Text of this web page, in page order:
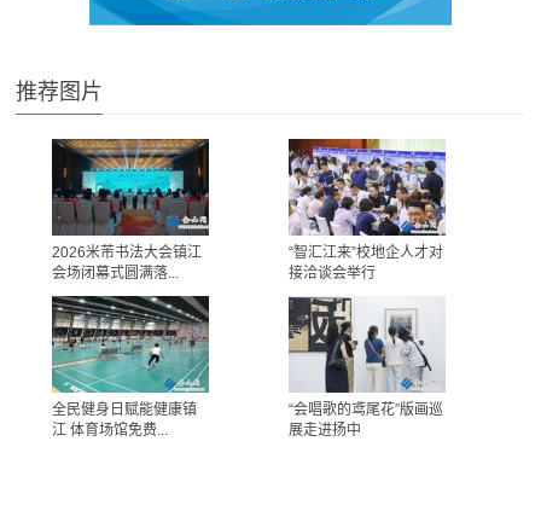
推荐图片
2026米芾书法大会镇江
会场闭幕式圆满落...
“智汇江来”校地企人才对
接洽谈会举行
全民健身日赋能健康镇
江 体育场馆免费...
“会唱歌的鸢尾花”版画巡
展走进扬中